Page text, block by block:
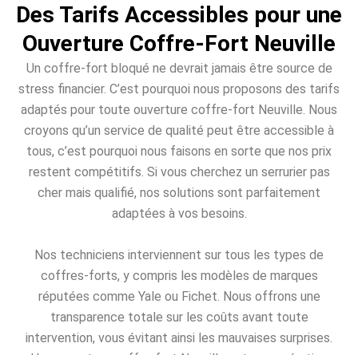
Des Tarifs Accessibles pour une
Ouverture Coffre-Fort Neuville
Un coffre-fort bloqué ne devrait jamais être source de
stress financier. C’est pourquoi nous proposons des tarifs
adaptés pour toute ouverture coffre-fort Neuville. Nous
croyons qu’un service de qualité peut être accessible à
tous, c’est pourquoi nous faisons en sorte que nos prix
restent compétitifs. Si vous cherchez un serrurier pas
cher mais qualifié, nos solutions sont parfaitement
adaptées à vos besoins.
Nos techniciens interviennent sur tous les types de
coffres-forts, y compris les modèles de marques
réputées comme Yale ou Fichet. Nous offrons une
transparence totale sur les coûts avant toute
intervention, vous évitant ainsi les mauvaises surprises.